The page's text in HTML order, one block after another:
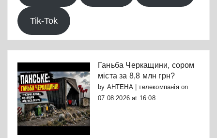
Tik-Tok
Ганьба Черкащини, сором
міста за 8,8 млн грн?
by АНТЕНА | телекомпаніяon
07.08.2026 at 16:08